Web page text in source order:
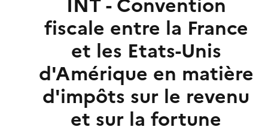
fiscale entre la France
et les Etats-Unis
d'Amérique en matière
d'impôts sur le revenu
et sur la fortune